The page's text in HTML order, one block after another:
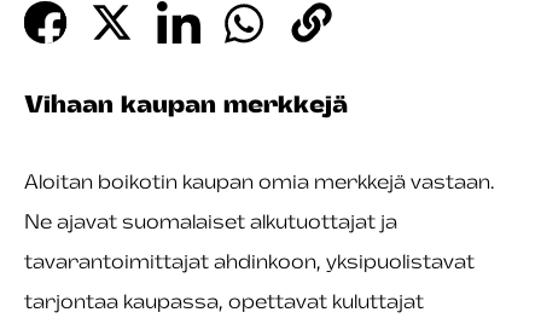
Vihaan kaupan merkkejä
Aloitan boikotin kaupan omia merkkejä vastaan.
Ne ajavat suomalaiset alkutuottajat ja
tavarantoimittajat ahdinkoon, yksipuolistavat
tarjontaa kaupassa, opettavat kuluttajat